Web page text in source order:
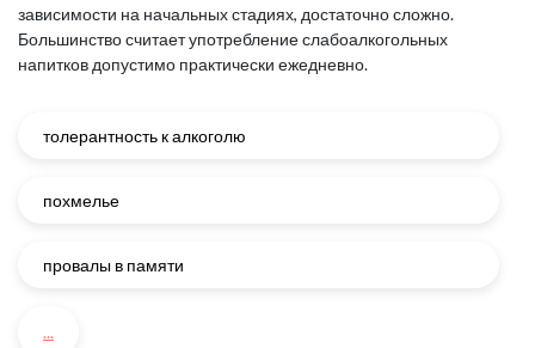
зависимости на начальных стадиях, достаточно сложно.
Большинство считает употребление слабоалкогольных
напитков допустимо практически ежедневно.
толерантность к алкоголю
похмелье
провалы в памяти
...